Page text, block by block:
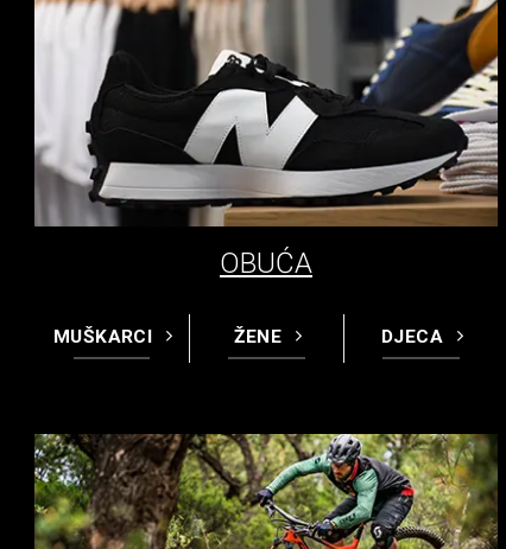
OBUĆA
MUŠKARCI ŽENE DJECA